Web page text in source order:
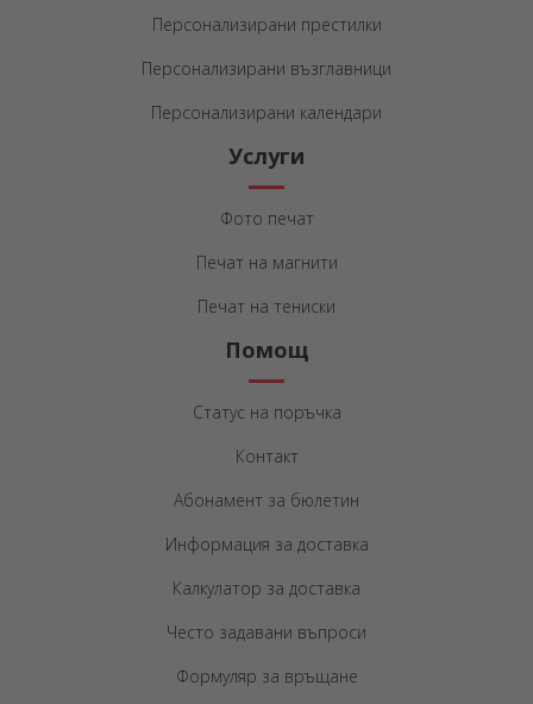
Персонализирани престилки
Персонализирани възглавници
Персонализирани календари
Услуги
Фото печат
Печат на магнити
Печат на тениски
Помощ
Статус на поръчка
Контакт
Абонамент за бюлетин
Информация за доставка
Калкулатор за доставка
Често задавани въпроси
Формуляр за връщане